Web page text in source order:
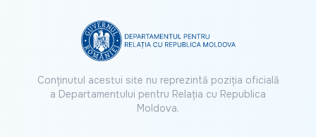
Conținutul acestui site nu reprezintă poziția oficială
a Departamentului pentru Relația cu Republica
Moldova.